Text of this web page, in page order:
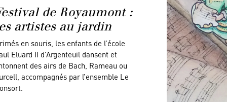
de Royaumont :
artistes au jardin
en souris, les enfants de l’école
Eluard II d’Argenteuil dansent et
des airs de Bach, Rameau ou
accompagnés par l’ensemble Le